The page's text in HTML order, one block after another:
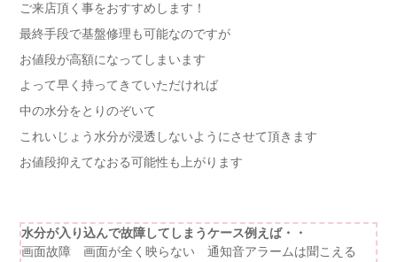
ご来店頂く事をおすすめします！
最終手段で基盤修理も可能なのですが
お値段が高額になってしまいます
よって早く持ってきていただければ
中の水分をとりのぞいて
これいじょう水分が浸透しないようにさせて頂きます
お値段抑えてなおる可能性も上がります
水分が入り込んで故障してしまうケース例えば・・
画面故障 画面が全く映らない 通知音アラームは聞こえる